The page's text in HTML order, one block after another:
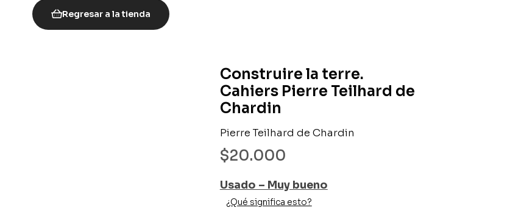
Regresar a la tienda
Construire la terre.
Cahiers Pierre Teilhard de
Chardin
Pierre Teilhard de Chardin
$20.000
Usado – Muy bueno
¿Qué significa esto?